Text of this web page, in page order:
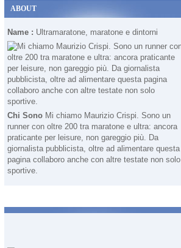
ABOUT
Name : Ultramaratone, maratone e dintorni
Chi Sono Mi chiamo Maurizio Crispi. Sono un
runner con oltre 200 tra maratone e ultra: ancora
praticante per leisure, non gareggio più. Da
giornalista pubblicista, oltre ad alimentare questa
pagina collaboro anche con altre testate non solo
sportive.